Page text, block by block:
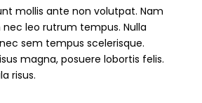
mollis ante non volutpat. Nam
leo rutrum tempus. Nulla
sem tempus scelerisque.
magna, posuere lobortis felis.
risus.